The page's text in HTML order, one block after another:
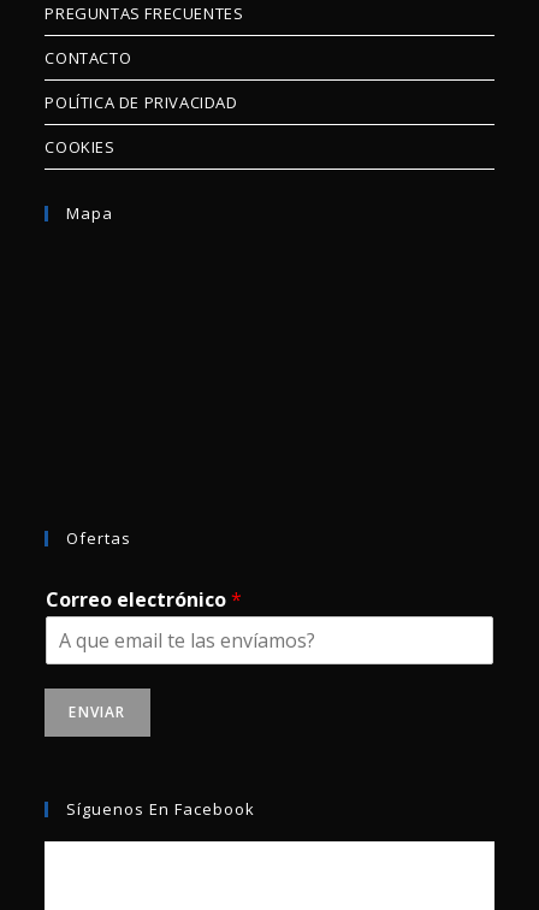
PREGUNTAS FRECUENTES
CONTACTO
POLÍTICA DE PRIVACIDAD
COOKIES
Mapa
Ofertas
Correo electrónico*
ENVIAR
Síguenos En Facebook